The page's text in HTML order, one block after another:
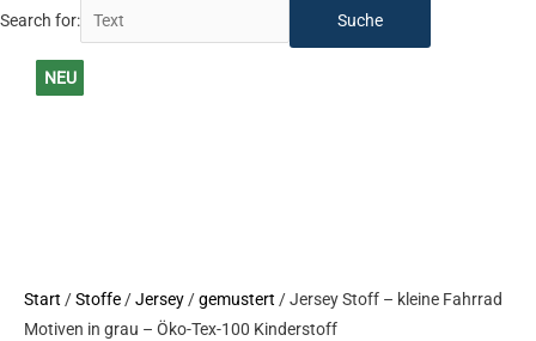
Search for:
NEU
Start /Stoffe/Jersey/gemustert / Jersey Stoff – kleine Fahrrad
Motiven in grau – Öko-Tex-100 Kinderstoff
NEU
NEU
NEU
NEU
NEU
NEU
NEU
NEU
NEU
NEU